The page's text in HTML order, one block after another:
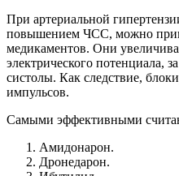
При артериальной
повышением ЧСС, можно
медикаментов. Они
электрического потенциала,
систолы. Как следствие,
импульсов.
Самыми эффективными
Амидонарон.
Дронедарон.